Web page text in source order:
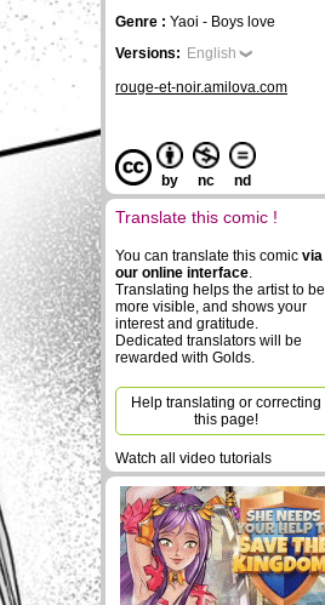
Genre : Yaoi - Boys love
Versions: English
rouge-et-noir.amilova.com
by nc nd
Translate this comic !
You can translate this comic via
our online interface.
Translating helps the artist to be
more visible, and shows your
interest and gratitude.
Dedicated translators will be
rewarded with Golds.
Help translating or correcting
this page!
Watch all video tutorials